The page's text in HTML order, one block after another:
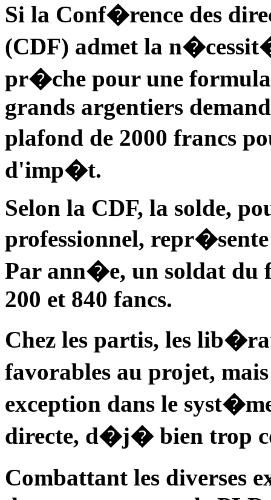
Si la Conf�rence des
(CDF) admet la
pr�che pour une
grands argentiers
plafond de 2000 francs
d'imp�t.
Selon la CDF, la solde,
professionnel,
Par ann�e, un soldat du
200 et 840 fancs.
Chez les partis, les
favorables au projet,
exception dans le
directe, d�j� bien trop
Combattant les diverses